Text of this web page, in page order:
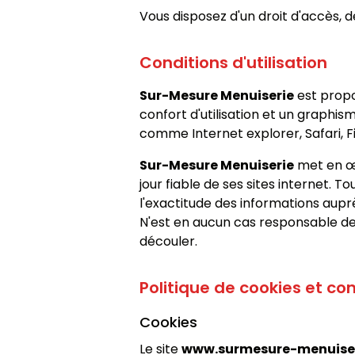
Vous disposez d'un droit d'accès,
Conditions d'utilisation
Sur-Mesure Menuiserieest
confort d'utilisation et un
comme Internet explorer, Safari,
Sur-Mesure Menuiserie met en
jour fiable de ses sites internet.
l'exactitude des informations
N'est en aucun cas responsable
découler.
Politique de cookies et
Cookies
Le sitewww.surmesure-